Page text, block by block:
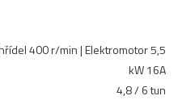
400 r/min | Elektromotor 5,5
kW 16A
4,8 / 6 tun